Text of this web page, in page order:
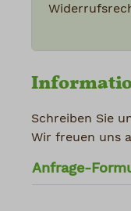
Schreiben Sie
Wir freuen uns
Anfrage-